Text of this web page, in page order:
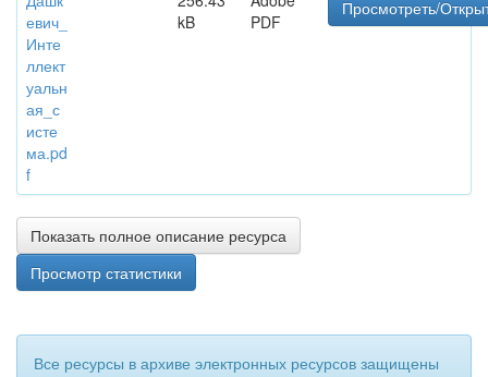
евич_
Инте
ллект
уальн
ая_с
исте
ма.pd
f
kB
PDF
Просмотреть/
Показать полное описание ресурса
Просмотр статистики
Все ресурсы в архиве электронных ресурсов защищены